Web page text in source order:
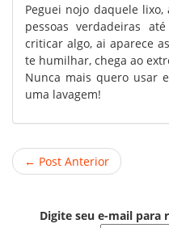
Peguei nojo daquele
pessoas verdadeiras
criticar algo, ai aparece
te humilhar, chega ao
Nunca mais quero usar
uma lavagem!
← Post Anterior
Digite seu e-mail para